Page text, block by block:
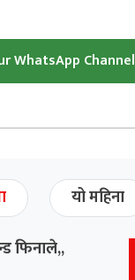
WhatsApp Channel
यो महिना
फिनाले,,